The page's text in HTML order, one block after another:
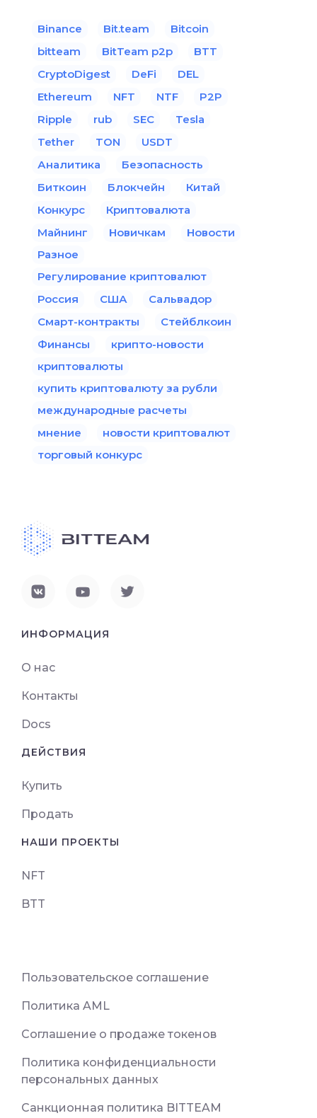
Binance Bit.team
Bitcoin
bitteam
BitTeam p2p
BTT
CryptoDigest
DeFi
DEL
Ethereum
NFT NTF
P2P
Ripple
rub SEC
Tesla
Tether
TON
USDT
Аналитика
Безопасность
Биткоин
Блокчейн
Китай
Конкурс
Криптовалюта
Майнинг
Новичкам
Новости
Разное
Регулирование криптовалют
Россия
США
Сальвадор
Смарт-контракты
Стейблкоин
Финансы
крипто-новости
криптовалюты
купить криптовалюту за рубли
международные расчеты
мнение
новости криптовалют
торговый конкурс
ИНФОРМАЦИЯ
О нас
Контакты
Docs
ДЕЙСТВИЯ
Купить
Продать
НАШИ ПРОЕКТЫ
NFT
BTT
Пользовательское соглашение
Политика AML
Соглашение о продаже токенов
Политика конфиденциальности
персональных данных
Санкционная политика BITTEAM